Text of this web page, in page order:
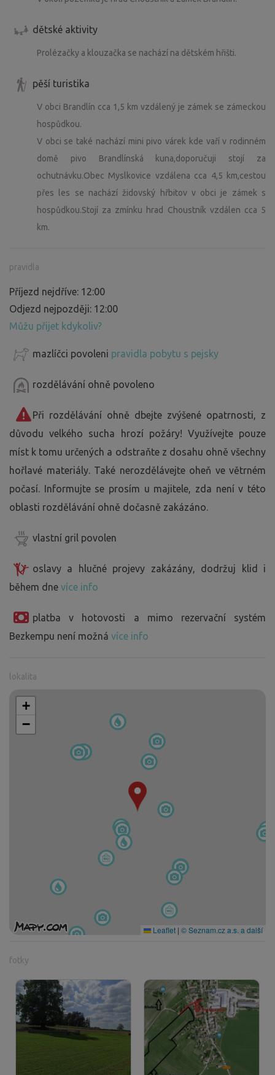
dětské aktivity
Prolézačky a klouzačka se nachází na dětském hřišti.
pěší turistika
V obci Brandlín cca 1,5 km vzdálený je zámek se zámeckou
hospůdkou.
V obci se také nachází mini pivo várek kde vaří v rodinném
domě pivo Brandlínská kuna,doporučuji stojí za
ochutnávku.Obec Myslkovice vzdálena cca 4,5 km,cestou
přes les se nachází židovský hřbitov v obci je zámek s
hospůdkou.Stojí za zmínku hrad Choustník vzdálen cca 5
km.
pravidla
Příjezd nejdříve: 12:00
Odjezd nejpozději: 12:00
Můžu přijet kdykoliv?
mazlíčci povoleni pravidla pobytu s pejsky
rozdělávání ohně povoleno
Při rozdělávání ohně dbejte zvýšené opatrnosti, z
důvodu velkého sucha hrozí požáry! Využívejte pouze
míst k tomu určených a odstraňte z dosahu ohně všechny
hořlavé materiály. Také nerozdělávejte oheň ve větrném
počasí. Informujte se prosím u majitele, zda není v této
oblasti rozdělávání ohně dočasně zakázáno.
vlastní gril povolen
oslavy a hlučné projevy zakázány, dodržuj klid i
během dne více info
platba v hotovosti a mimo rezervační systém
Bezkempu není možná více info
lokalita
+
−
Leaflet | © Seznam.cz a.s. a další
fotky